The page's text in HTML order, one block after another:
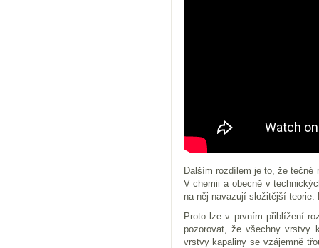
Dalším rozdílem je to, že tečné
V chemii a obecně v
na něj navazují složitější
Proto lze v prvním přiblížení
pozorovat, že všechny vrstvy
vrstvy kapaliny se vzájemně